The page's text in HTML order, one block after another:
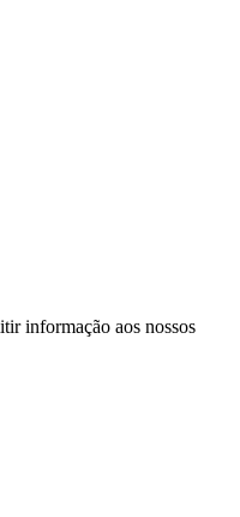
informação aos nossos